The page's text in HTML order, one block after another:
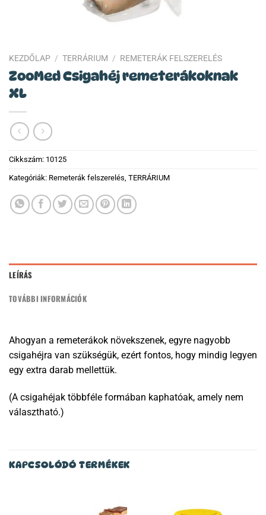
KEZDŐLAP / TERRÁRIUM / REMETERÁK FELSZERELÉS
ZooMed Csigahéj remeterákoknak
XL
Cikkszám: 10125
Kategóriák: Remeterák felszerelés, TERRÁRIUM
LEÍRÁS
TOVÁBBI INFORMÁCIÓK
Ahogyan a remeterákok növekszenek, egyre nagyobb
csigahéjra van szükségük, ezért fontos, hogy mindig legyen
egy extra darab mellettük.
(A csigahéjak többféle formában kaphatóak, amely nem
választható.)
KAPCSOLÓDÓ TERMÉKEK